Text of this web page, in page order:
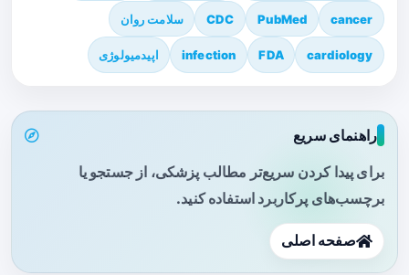
cancer
PubMed
CDC سلامت روان
cardiology
FDA
infection اپیدمیولوژی
راهنمای سریع
برای پیدا کردن سریع‌تر مطالب پزشکی، از جستجو یا
برچسب‌های پرکاربرد استفاده کنید.
صفحه اصلی